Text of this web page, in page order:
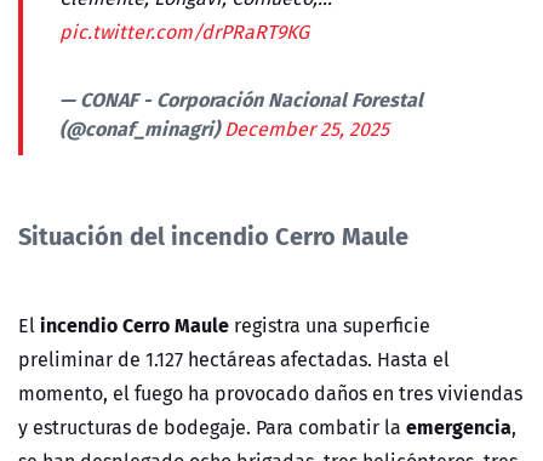
pic.twitter.com/drPRaRT9KG
— CONAF - Corporación Nacional Forestal
(@conaf_minagri)December 25, 2025
Situación del incendio Cerro Maule
Elincendio Cerro Maule registra una superficie
preliminar de 1.127 hectáreas afectadas. Hasta el
momento, el fuego ha provocado daños en tres viviendas
y estructuras de bodegaje. Para combatir la emergencia,